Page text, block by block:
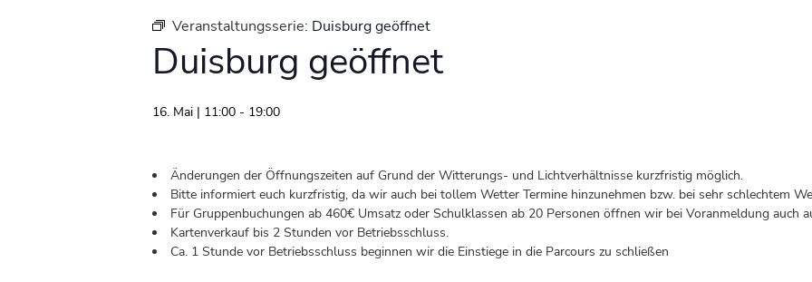
Veranstaltungsserie: Duisburg geöffnet
Duisburg geöffnet
16. Mai | 11:00 - 19:00
Änderungen der Öffnungszeiten auf Grund der Witterungs- und Lichtverhältnisse kurzfristig möglich.
Bitte informiert euch kurzfristig, da wir auch bei tollem Wetter Termine hinzunehmen bzw. bei sehr schlechtem
Für Gruppenbuchungen ab 460€ Umsatz oder Schulklassen ab 20 Personen öffnen wir bei Voranmeldung auch
Kartenverkauf bis 2 Stunden vor Betriebsschluss.
Ca. 1 Stunde vor Betriebsschluss beginnen wir die Einstiege in die Parcours zu schließen